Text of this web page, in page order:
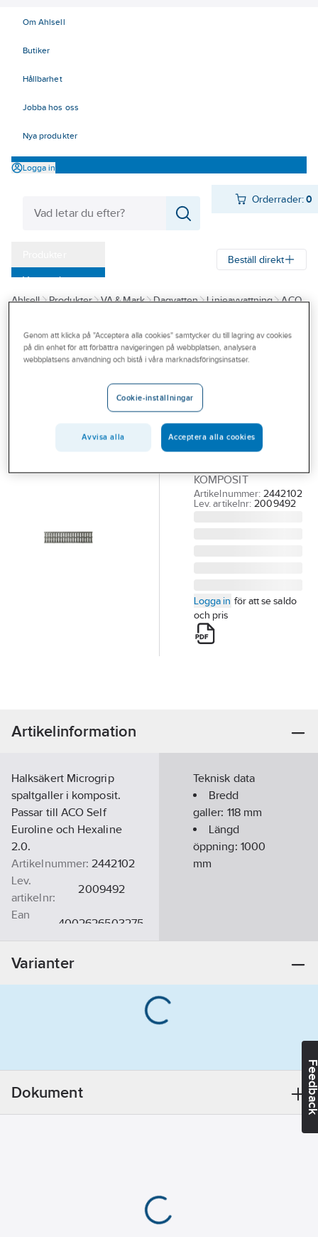
Om Ahlsell
Butiker
Hållbarhet
Jobba hos oss
Nya produkter
Logga in
Orderrader:0
Varumärken
Kampanjer
Outlet
Branscher
Beställ direkt
Ahlsell Produkter VA & Mark Dagvatten Linjeavvattning
ACO
ACO
ACO self
Spaltgaller
Komposit
ACO SELF
SPALTGALLER 1000 K
KOMPOSIT
Artikelnummer: 2442102
Lev. artikelnr: 2009492
Logga in för att se saldo
och pris
Artikelinformation
Halksäkert Microgrip
spaltgaller i komposit.
Passar till ACO Self
Euroline och Hexaline
2.0.
Artikelnummer: 2442102
Lev.
artikelnr:
2009492
Ean
4002626503275
Teknisk data
Bredd
galler: 118mm
Längd
öppning: 1000
mm
Varianter
Dokument
Genom att klicka på "Acceptera alla cookies" samtycker du till lagring av cookies
på din enhet för att förbättra navigeringen på webbplatsen, analysera
webbplatsens användning och bistå i våra marknadsföringsinsatser.
Cookie-inställningar
Avvisa alla Acceptera alla cookies